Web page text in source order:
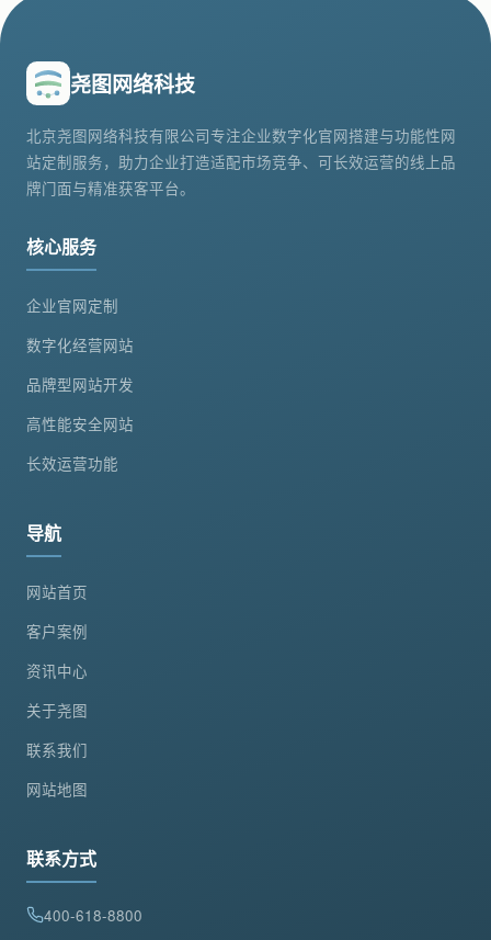
尧图网络科技
北京尧图网络科技有限公司专注企业数字化官网搭建与功能性网
站定制服务，助力企业打造适配市场竞争、可长效运营的线上品
牌门面与精准获客平台。
核心服务
企业官网定制
数字化经营网站
品牌型网站开发
高性能安全网站
长效运营功能
导航
网站首页
客户案例
资讯中心
关于尧图
联系我们
网站地图
联系方式
400-618-8800